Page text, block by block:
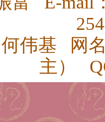
伟基 网
主）